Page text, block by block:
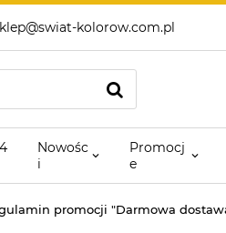
kolorow.com.pl
Nowośc
i
Promocj
e
promocji "Darmowa